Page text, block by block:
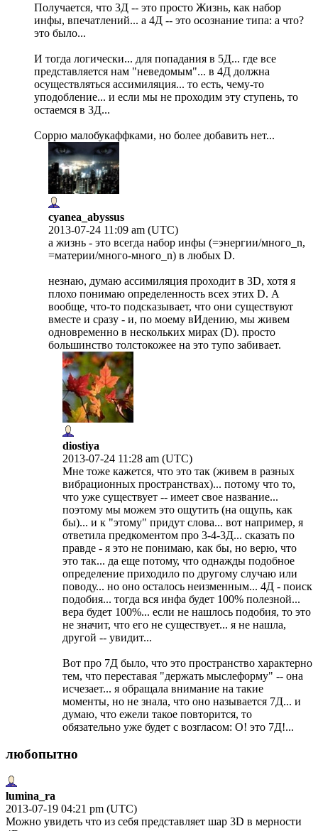
Получается, что 3Д -- это просто Жизнь, как набор
инфы, впечатлений... а 4Д -- это осознание типа: а что?
это было...
И тогда логически... для попадания в 5Д... где все
представляется нам "неведомым"... в 4Д должна
осуществляться ассимиляция... то есть, чему-то
уподобление... и если мы не проходим эту ступень, то
остаемся в 3Д...
Соррю малобукаффками, но более добавить нет...
cyanea_abyssus
2013-07-24 11:09 am (UTC)
а жизнь - это всегда набор инфы (=энергии/много_n,
=материи/много-много_n) в любых D.
незнаю, думаю ассимиляция проходит в 3D, хотя я
плохо понимаю определенность всех этих D. А
вообще, что-то подсказывает, что они существуют
вместе и сразу - и, по моему вИдению, мы живем
одновременно в нескольких мирах (D). просто
большинство толстокожее на это тупо забивает.
diostiya
2013-07-24 11:28 am (UTC)
Мне тоже кажется, что это так (живем в разных
вибрационных пространствах)... потому что то,
что уже существует -- имеет свое название...
поэтому мы можем это ощутить (на ощупь, как
бы)... и к "этому" придут слова... вот например, я
ответила предкоментом про 3-4-3Д... сказать по
правде - я это не понимаю, как бы, но верю, что
это так... да еще потому, что однажды подобное
определение приходило по другому случаю или
поводу... но оно осталось неизменным... 4Д - поиск
подобия... тогда вся инфа будет 100% полезной...
вера будет 100%... если не нашлось подобия, то это
не значит, что его не существует... я не нашла,
другой -- увидит...
Вот про 7Д было, что это пространство характерно
тем, что переставая "держать мыслеформу" -- она
исчезает... я обращала внимание на такие
моменты, но не знала, что оно называется 7Д... и
думаю, что ежели такое повторится, то
обязательно уже будет с возгласом: О! это 7Д!...
любопытно
lumina_ra
2013-07-19 04:21 pm (UTC)
Можно увидеть что из себя представляет шар 3D в мерности